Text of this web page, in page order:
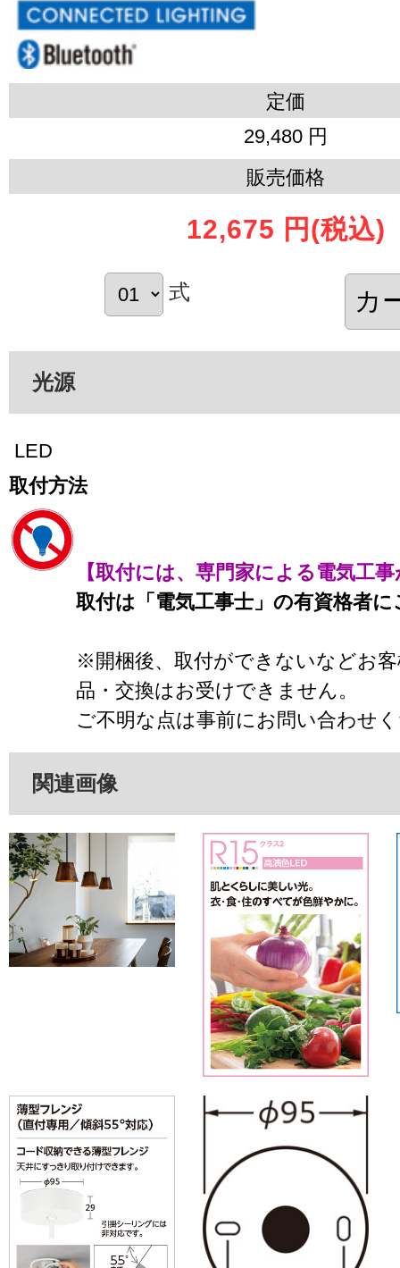
定価
29,480 円
販売価格
12,675 円 (税込)
式
光源
LED
取付方法
【取付には、専門家による電気工
取付は「電気工事士」の有資格者
※開梱後、取付ができないなどお
品・交換はお受けできません。
ご不明な点は事前にお問い合わせ
関連画像